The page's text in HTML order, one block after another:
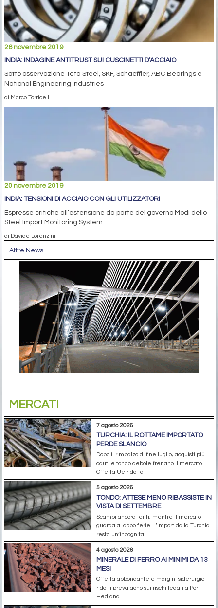
26 novembre 2019
INDIA: INDAGINE ANTITRUST SUI CUSCINETTI D’ACCIAIO
Sotto osservazione Tata Steel, SKF, Schaeffler, ABC Bearings e
National Engineering Industries
di Marco Torricelli
20 novembre 2019
INDIA: TENSIONI DI ACCIAIO CON GLI UTILIZZATORI
Espresse critiche all’estensione da parte del governo Modi dello
Steel Import Monitoring System
di Davide Lorenzini
Altre News
MERCATI
7 agosto 2026
TURCHIA: IL ROTTAME IMPORTATO
PERDE SLANCIO
Dopo il rimbalzo di fine luglio, acquisti più
cauti e tondo debole frenano il mercato.
Offerta Ue ridotta
5 agosto 2026
TONDO: ATTESE MENO RIBASSISTE IN
VISTA DI SETTEMBRE
Scambi ancora lenti, mentre il mercato
guarda al dopo ferie. L’import dalla Turchia
resta un’incognita
4 agosto 2026
MINERALE DI FERRO AI MINIMI DA 13
MESI
Offerta abbondante e margini siderurgici
ridotti prevalgono sui rischi legati a Port
Hedland